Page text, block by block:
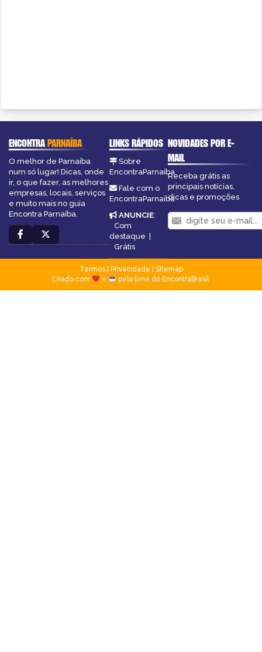
ENCONTRAPARNAÍBA
O melhor de Parnaíba
num só lugar! Dicas, onde
ir, o que fazer, as melhores
empresas, locais, serviços
e muito mais no guia
Encontra Parnaíba.
LINKS RÁPIDOS
Sobre
EncontraParnaíba
Fale com o
EncontraParnaíba
ANUNCIE:
Com
destaque
Grátis
NOVIDADES POR E-
MAIL
Receba grátis as
principais notícias,
dicas e promoções
Termos| Privacidade
Sitemap
Criado com
e pelo time do EncontraBrasil